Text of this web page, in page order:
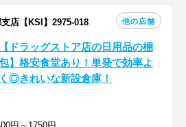
店【KSI】2975-018 他の店舗
【ドラッグストア店の日用品の梱
】格安食堂あり！単発で効率よ
く◎きれいな新設倉庫！